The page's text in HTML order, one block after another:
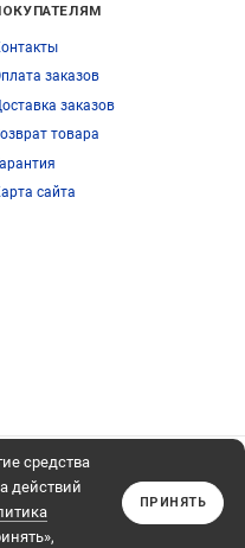
средства
действий
ПРИНЯТЬ
заказов
заказов
товара
сайта
+74959759095
Обратный звонок